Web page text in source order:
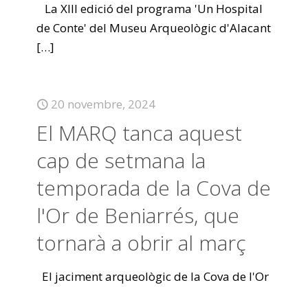
La XIII edició del programa 'Un Hospital
de Conte' del Museu Arqueològic d'Alacant
[…]
20 novembre, 2024
El MARQ tanca aquest
cap de setmana la
temporada de la Cova de
l'Or de Beniarrés, que
tornarà a obrir al març
El jaciment arqueològic de la Cova de l'Or